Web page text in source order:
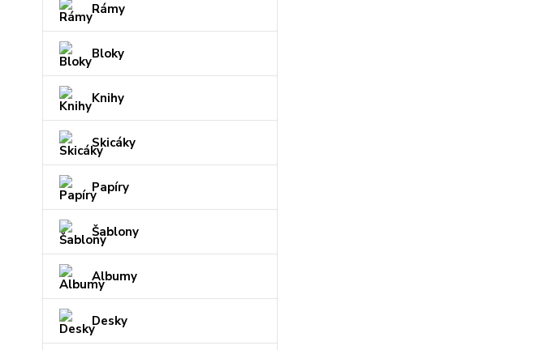
Rámy
Bloky
Knihy
Skicáky
Papíry
Šablony
Albumy
Desky